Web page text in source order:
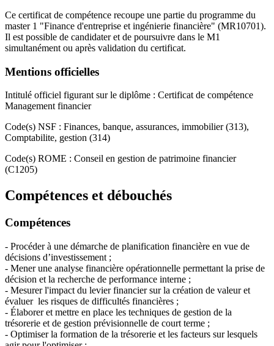
Ce certificat de compétence recoupe une partie du programme du
master 1 "Finance d'entreprise et ingénierie financière" (MR10701).
Il est possible de candidater et de poursuivre dans le M1
simultanément ou après validation du certificat.
Mentions officielles
Intitulé officiel figurant sur le diplôme : Certificat de compétence
Management financier
Code(s) NSF : Finances, banque, assurances, immobilier (313),
Comptabilite, gestion (314)
Code(s) ROME : Conseil en gestion de patrimoine financier
(C1205)
Compétences et débouchés
Compétences
- Procéder à une démarche de planification financière en vue de
décisions d’investissement ;
- Mener une analyse financière opérationnelle permettant la prise de
décision et la recherche de performance interne ;
- Mesurer l'impact du levier financier sur la création de valeur et
évaluer les risques de difficultés financières ;
- Élaborer et mettre en place les techniques de gestion de la
trésorerie et de gestion prévisionnelle de court terme ;
- Optimiser la formation de la trésorerie et les facteurs sur lesquels